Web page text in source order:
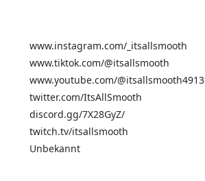
www.instagram.com/_itsallsmooth
www.tiktok.com/@itsallsmooth
www.youtube.com/@itsallsmooth4913
twitter.com/ItsAllSmooth
discord.gg/7X28GyZ/
twitch.tv/itsallsmooth
Unbekannt